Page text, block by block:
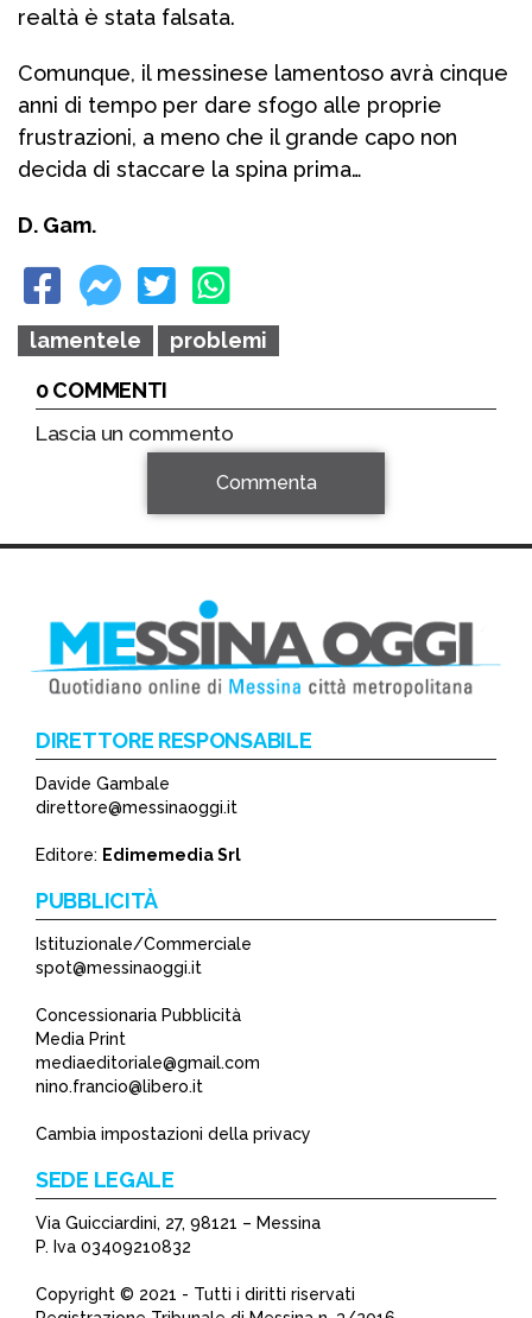
realtà è stata falsata.
Comunque, il messinese lamentoso avrà cinque
anni di tempo per dare sfogo alle proprie
frustrazioni, a meno che il grande capo non
decida di staccare la spina prima…
D. Gam.
lamentele
problemi
0 COMMENTI
Lascia un commento
*
Commenta
DIRETTORE RESPONSABILE
Davide Gambale
direttore@messinaoggi.it
Editore: Edimemedia Srl
PUBBLICITÀ
Istituzionale/Commerciale
spot@messinaoggi.it
Concessionaria Pubblicità
Media Print
mediaeditoriale@gmail.com
nino.francio@libero.it
Cambia impostazioni della privacy
SEDE LEGALE
Via Guicciardini, 27, 98121 – Messina
P. Iva 03409210832
Copyright © 2021 - Tutti i diritti riservati